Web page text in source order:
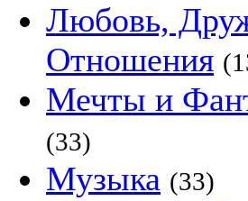
Любовь,
Отношения
Мечты и
(33)
Музыка (33)